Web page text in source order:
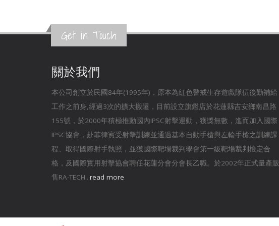
Get in Touch
關於我們
本公司創立於民國84年(1995年)，原本為紅色警戒生存遊戲隊伍後勤補給
工作之前身,經過3次的擴大搬遷，目前設立旗鑑店於花蓮縣吉安鄉南昌路
155號，於2000年積極推動國內IPSC射擊運動，獲獎無數，進而加入國際
IPSC協會，赴菲律賓受射擊訓練並通過基本自動手槍與左輪手槍之訓練課
程、取得國際射手執照，並獲國際靶場裁判學會第一級靶場裁判檢定合
格，及國際實用射擊協會聘任花蓮分會分會長乙職。於2002年正式量產販
售RA-TECH...read more